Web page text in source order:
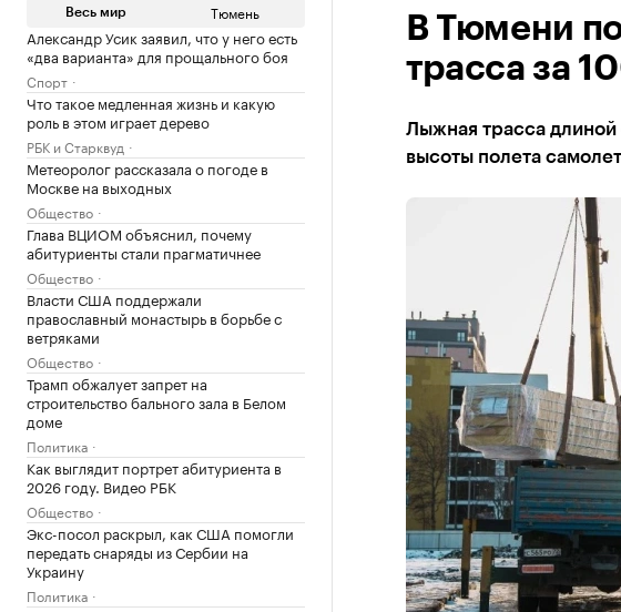
Весь мир Тюмень
Александр Усик заявил, что у него есть
«два варианта» для прощального боя
Спорт
Что такое медленная жизнь и какую
роль в этом играет дерево
РБК и Старквуд
Метеоролог рассказала о погоде в
Москве на выходных
Общество
Глава ВЦИОМ объяснил, почему
абитуриенты стали прагматичнее
Общество
Власти США поддержали
православный монастырь в борьбе с
ветряками
Общество
Трамп обжалует запрет на
строительство бального зала в Белом
доме
Политика
Как выглядит портрет абитуриента в
2026 году. Видео РБК
Общество
Экс-посол раскрыл, как США помогли
передать снаряды из Сербии на
Украину
Политика
В Тюмени
трасса за
Лыжная трасса длиной
высоты полета